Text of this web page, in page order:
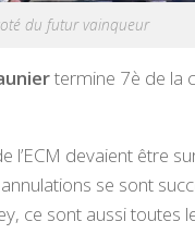
du futur vainqueur
termine 7è de la
l’ECM devaient être
se sont
ce sont aussi toutes